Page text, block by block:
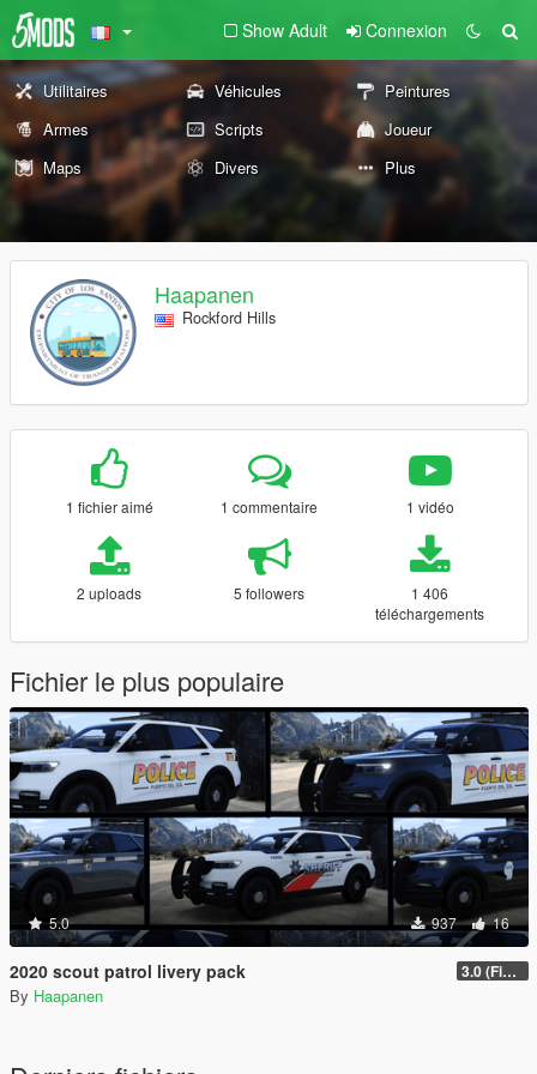
Show Adult Connexion
Utilitaires Véhicules
Peintures
Armes
Scripts
Joueur
Maps
Divers Plus
Haapanen
Rockford Hills
1 fichier aimé 1 commentaire 1 vidéo
2 uploads 5 followers
1 406
téléchargements
Fichier le plus populaire
5.0 937 16
2020 scout patrol livery pack 3.0 (Final)
By Haapanen